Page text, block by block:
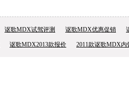
讴歌MDX试驾评测 讴歌MDX优惠促销
讴歌MDX2013款报价 2011款讴歌MDX内